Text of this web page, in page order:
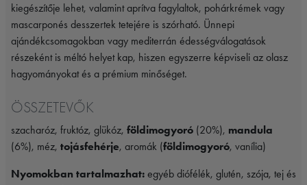
kiegészítője lehet, valamint aprítva fagylaltok, pohárkrémek vagy
mascarponés desszertek tetejére is szórható. Ünnepi
ajándékcsomagokban vagy mediterrán édességválogatások
részeként is méltó helyet kap, hiszen egyszerre képviseli az olasz
hagyományokat és a prémium minőséget.
ÖSSZETEVŐK
szacharóz, fruktóz, glükóz, földimogyoró (20%), mandula
(6%), méz, tojásfehérje, aromák (földimogyoró, vanília)
Nyomokban tartalmazhat: egyéb diófélék, glutén, szója, tej és